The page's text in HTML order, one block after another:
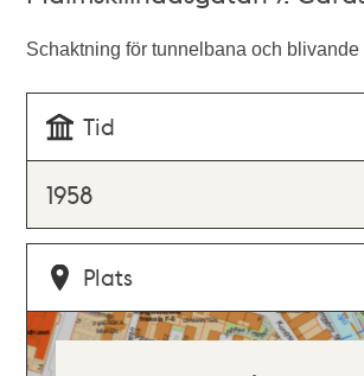
Schaktning för tunnelbana och blivande
Tid
1958
Plats